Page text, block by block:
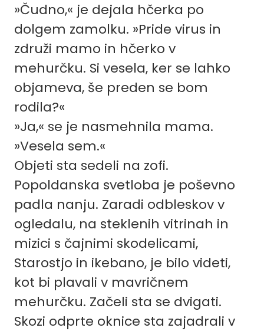
»Čudno,« je dejala hčerka po
dolgem zamolku. »Pride virus in
združi mamo in hčerko v
mehurčku. Si vesela, ker se lahko
objameva, še preden se bom
rodila?«
»Ja,« se je nasmehnila mama.
»Vesela sem.«
Objeti sta sedeli na zofi.
Popoldanska svetloba je poševno
padla nanju. Zaradi odbleskov v
ogledalu, na steklenih vitrinah in
mizici s čajnimi skodelicami,
Starostjo in ikebano, je bilo videti,
kot bi plavali v mavričnem
mehurčku. Začeli sta se dvigati.
Skozi odprte oknice sta zajadrali v